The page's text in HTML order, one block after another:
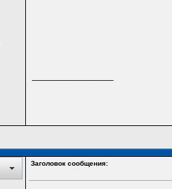
Заголовок сообщения: